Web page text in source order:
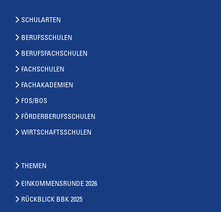
SCHULARTEN
BERUFSSCHULEN
BERUFSFACHSCHULEN
FACHSCHULEN
FACHAKADEMIEN
FOS/BOS
FÖRDERBERUFSSCHULEN
WIRTSCHAFTSSCHULEN
THEMEN
EINKOMMENSRUNDE 2026
RÜCKBLICK BBK 2025